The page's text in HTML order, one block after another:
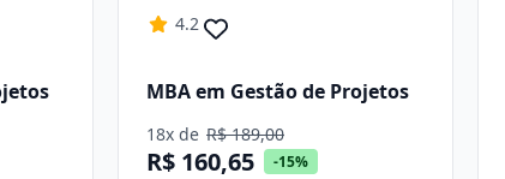
4.2
MBA em Gestão de Projetos
18x de R$ 189,00
R$ 160,65 -15%